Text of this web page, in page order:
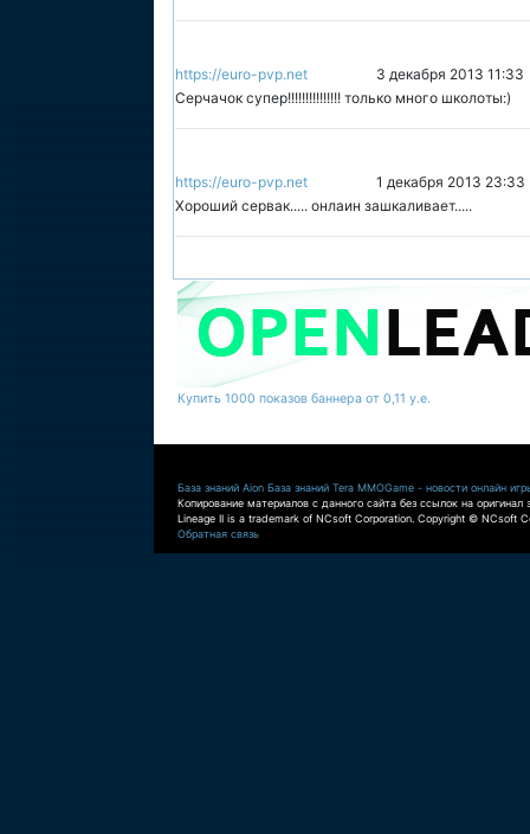
https://euro-pvp.net
3 декабря 2013 11:33
Серчачок супер!!!!!!!!!!!!!!! только много школоты:)
https://euro-pvp.net
1 декабря 2013 23:33
Хороший сервак..... онлаин зашкаливает.....
Купить 1000 показов баннера от 0,11 у.е.
База знаний Aion База знаний Tera MMOGame - новости онлайн
Копирование материалов с данного сайта без ссылок на оригинал
Lineage II is a trademark of NCsoft Corporation. Copyright © NCsoft
Обратная связь